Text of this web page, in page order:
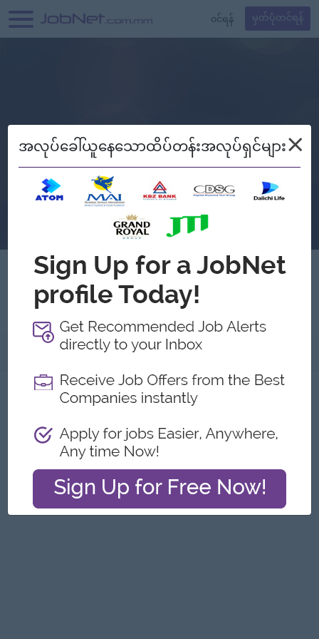
၀င်ရန် မှတ်ပုံတင်ရန်
TGW Cosmetic Trading Co,Ltd
အကြောင်းအရာ
ဤကြော်ငြာကို တိုင်ကြားရန်
အလုပ်ခေါ်ယူနေသောထိပ်တန်းအလုပ်ရှင်များ×